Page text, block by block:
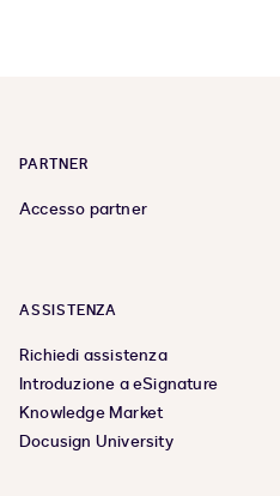
PARTNER
Accesso partner
ASSISTENZA
Richiedi assistenza
Introduzione a eSignature
Knowledge Market
Docusign University